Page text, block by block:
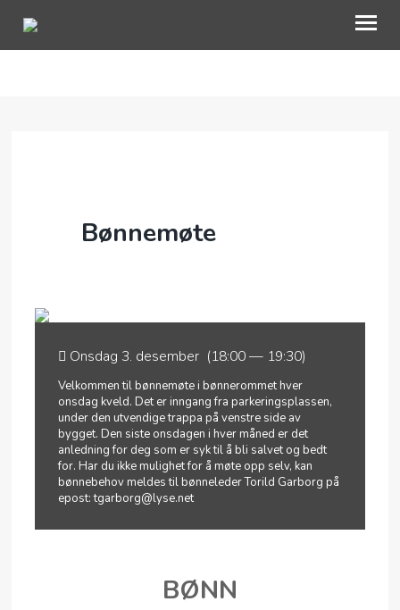
Bønnemøte
Onsdag 3. desember (18:00 — 19:30)
Velkommen til bønnemøte i bønnerommet hver
onsdag kveld. Det er inngang fra parkeringsplassen,
under den utvendige trappa på venstre side av
bygget. Den siste onsdagen i hver måned er det
anledning for deg som er syk til å bli salvet og bedt
for. Har du ikke mulighet for å møte opp selv, kan
bønnebehov meldes til bønneleder Torild Garborg på
epost: tgarborg@lyse.net
BØNN